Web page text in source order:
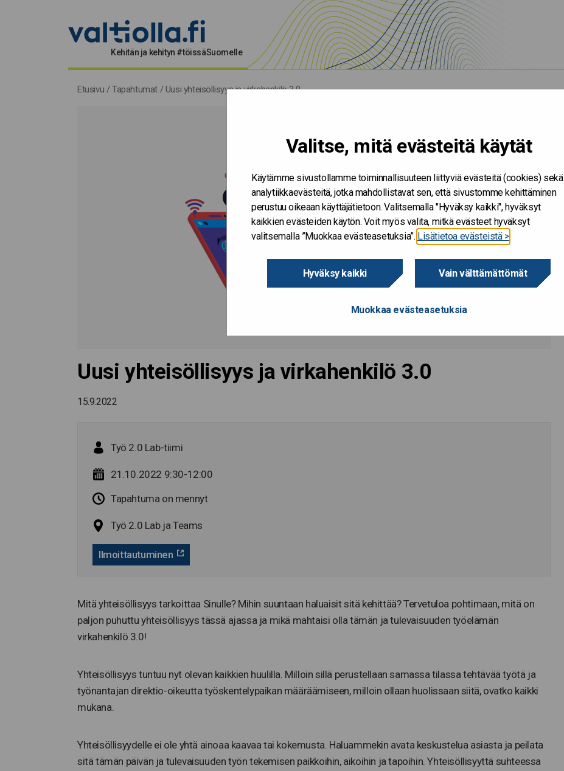
Valitse, mitä evästeitä käytät
Käytämme sivustollamme toiminnallisuuteen liittyviä evästeitä (cookies) sekä
analytiikkaevästeitä, jotka mahdollistavat sen, että sivustomme kehittäminen
perustuu oikeaan käyttäjätietoon. Valitsemalla "Hyväksy kaikki", hyväksyt
kaikkien evästeiden käytön. Voit myös valita, mitkä evästeet hyväksyt
valitsemalla ”Muokkaa evästeasetuksia”. Lisätietoa evästeistä >
Hyväksy kaikki Vain välttämättömät
Muokkaa evästeasetuksia
Kehitän ja kehityn #töissäSuomelle
Etusivu /Tapahtumat / Uusi yhteisöllisyys ja virkahenkilö 3.0
Uusi yhteisöllisyys ja virkahenkilö 3.0
15.9.2022
Työ 2.0 Lab-tiimi
21.10.2022 9:30-12:00
Tapahtuma on mennyt
Työ 2.0 Lab ja Teams
Ilmoittautuminen
Mitä yhteisöllisyys tarkoittaa Sinulle? Mihin suuntaan haluaisit sitä kehittää? Tervetuloa pohtimaan, mitä on
paljon puhuttu yhteisöllisyys tässä ajassa ja mikä mahtaisi olla tämän ja tulevaisuuden työelämän
virkahenkilö 3.0!
Yhteisöllisyys tuntuu nyt olevan kaikkien huulilla. Milloin sillä perustellaan samassa tilassa tehtävää työtä ja
työnantajan direktio-oikeutta työskentelypaikan määräämiseen, milloin ollaan huolissaan siitä, ovatko kaikki
mukana.
Yhteisöllisyydelle ei ole yhtä ainoaa kaavaa tai kokemusta. Haluammekin avata keskustelua asiasta ja peilata
sitä tämän päivän ja tulevaisuuden työn tekemisen paikkoihin, aikoihin ja tapoihin. Yhteisöllisyyttä suhteessa